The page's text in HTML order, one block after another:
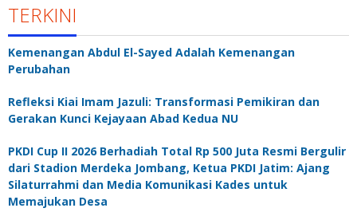
TERKINI
Kemenangan Abdul El-Sayed Adalah Kemenangan
Perubahan
Refleksi Kiai Imam Jazuli: Transformasi Pemikiran dan
Gerakan Kunci Kejayaan Abad Kedua NU
PKDI Cup II 2026 Berhadiah Total Rp 500 Juta Resmi Bergulir
dari Stadion Merdeka Jombang, Ketua PKDI Jatim: Ajang
Silaturrahmi dan Media Komunikasi Kades untuk
Memajukan Desa